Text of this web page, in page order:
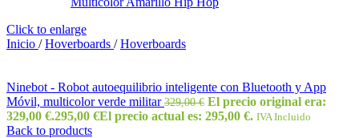
Click to enlarge
Inicio / Hoverboards / Hoverboards
Ninebot - Robot autoequilibrio inteligente con Bluetooth y App
Móvil, multicolor verde militar329,00€ El precio original era:
329,00 €.295,00 €El precio actual es: 295,00 €. IVA Incluido
Back to products